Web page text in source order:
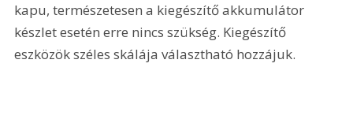
kapu, természetesen a kiegészítő akkumulátor
készlet esetén erre nincs szükség. Kiegészítő
eszközök széles skálája választható hozzájuk.